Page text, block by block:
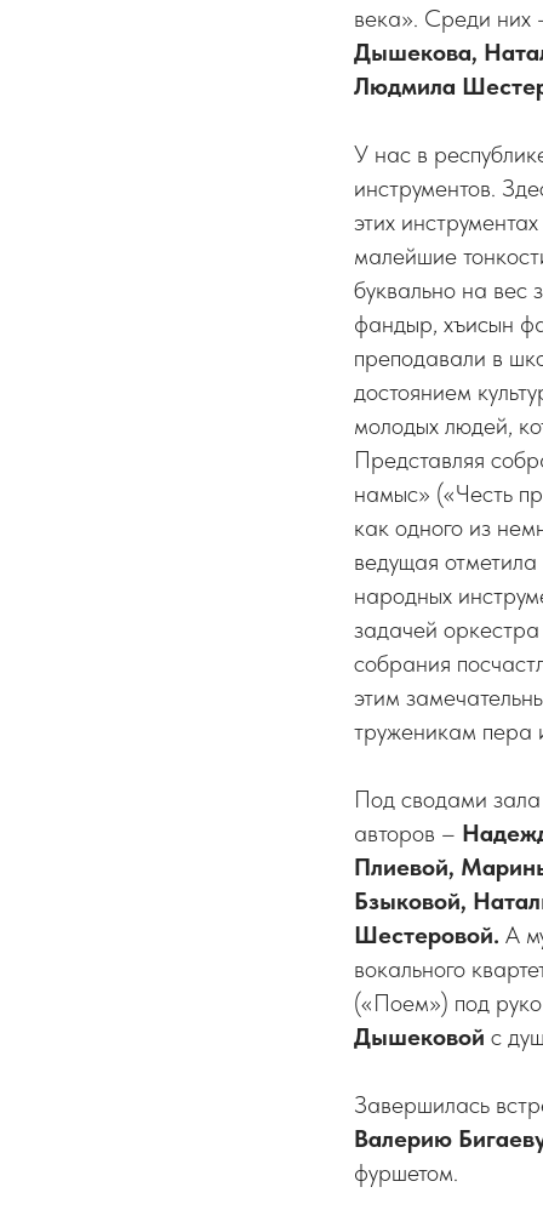
века». Среди
Дышекова,
Людмила
У нас в
инструментов.
этих
малейшие
буквально на вес
фандыр, хъисын
преподавали в
достоянием
молодых людей,
Представляя
намыс» («Честь
как одного из
ведущая
народных
задачей оркестра
собрания
этим
труженикам пера
Под сводами зала
авторов –
Плиевой,
Бзыковой,
Шестеровой. А
вокального
(«Поем») под
Дышековой с
Завершилась
Валерию
фуршетом.